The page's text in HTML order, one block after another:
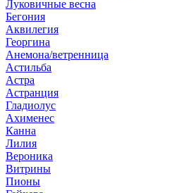
Луковичные весна
Бегония
Аквилегия
Георгина
Анемона/ветренница
Астильба
Астра
Астранция
Гладиолус
Ахименес
Канна
Лилия
Вероника
Витрины
Пионы